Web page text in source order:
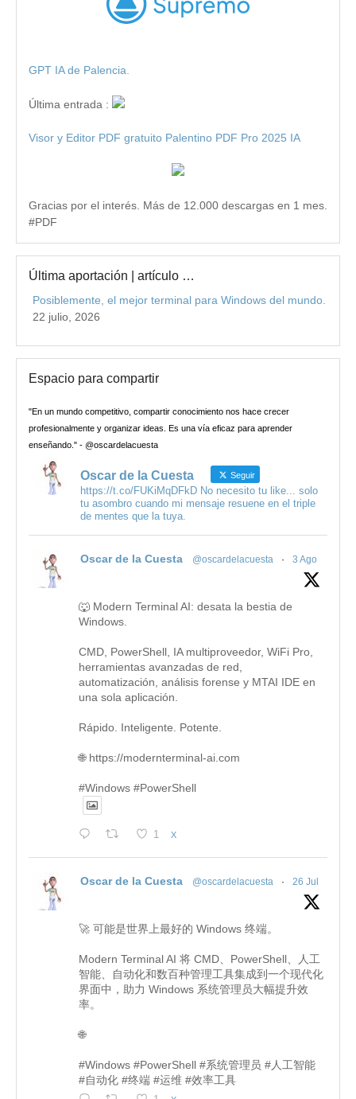
GPT IA de Palencia.
Última entrada :
Visor y Editor PDF gratuito Palentino PDF Pro 2025 IA
Gracias por el interés. Más de 12.000 descargas en 1 mes.
#PDF
Última aportación | artículo …
Posiblemente, el mejor terminal para Windows del mundo.
22 julio, 2026
Espacio para compartir
"En un mundo competitivo, compartir conocimiento nos hace crecer
profesionalmente y organizar ideas. Es una vía eficaz para aprender
enseñando." - @oscardelacuesta
Oscar de la Cuesta Seguir
https://t.co/FUKiMqDFkD No necesito tu like... solo
tu asombro cuando mi mensaje resuene en el triple
de mentes que la tuya.
Oscar de la Cuesta @oscardelacuesta · 3 Ago
🐺 Modern Terminal AI: desata la bestia de
Windows.
CMD, PowerShell, IA multiproveedor, WiFi Pro,
herramientas avanzadas de red,
automatización, análisis forense y MTAI IDE en
una sola aplicación.
Rápido. Inteligente. Potente.
🌐 https://modernterminal-ai.com
#Windows #PowerShell
1 X
Oscar de la Cuesta @oscardelacuesta · 26 Jul
🚀 可能是世界上最好的 Windows 终端。
Modern Terminal AI 将 CMD、PowerShell、人工
智能、自动化和数百种管理工具集成到一个现代化
界面中，助力 Windows 系统管理员大幅提升效
率。
🌐
#Windows #PowerShell #系统管理员 #人工智能
#自动化 #终端 #运维 #效率工具